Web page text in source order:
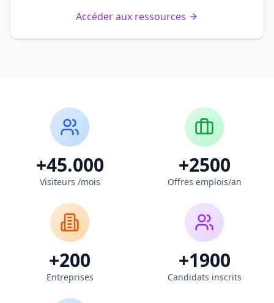
Accéder aux ressources
+45.000
Visiteurs /mois
+2500
Offres emplois/an
+200
Entreprises
+1900
Candidats inscrits